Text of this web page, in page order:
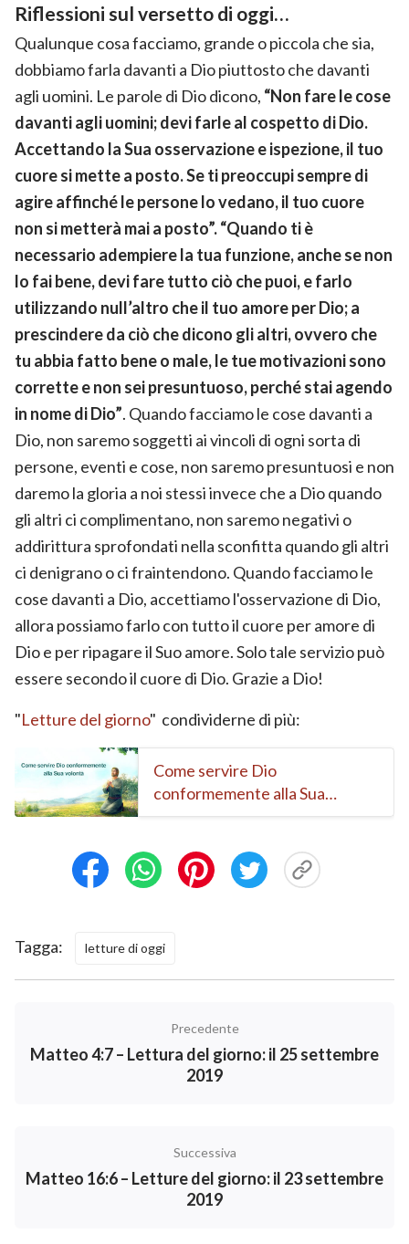
Riflessioni sul versetto di oggi…
Qualunque cosa facciamo, grande o piccola che sia,
dobbiamo farla davanti a Dio piuttosto che davanti
agli uomini. Le parole di Dio dicono, “Non fare le cose
davanti agli uomini; devi farle al cospetto di Dio.
Accettando la Sua osservazione e ispezione, il tuo
cuore si mette a posto. Se ti preoccupi sempre di
agire affinché le persone lo vedano, il tuo cuore
non si metterà mai a posto”. “Quando ti è
necessario adempiere la tua funzione, anche se non
lo fai bene, devi fare tutto ciò che puoi, e farlo
utilizzando null’altro che il tuo amore per Dio; a
prescindere da ciò che dicono gli altri, ovvero che
tu abbia fatto bene o male, le tue motivazioni sono
corrette e non sei presuntuoso, perché stai agendo
in nome di Dio”. Quando facciamo le cose davanti a
Dio, non saremo soggetti ai vincoli di ogni sorta di
persone, eventi e cose, non saremo presuntuosi e non
daremo la gloria a noi stessi invece che a Dio quando
gli altri ci complimentano, non saremo negativi o
addirittura sprofondati nella sconfitta quando gli altri
ci denigrano o ci fraintendono. Quando facciamo le
cose davanti a Dio, accettiamo l'osservazione di Dio,
allora possiamo farlo con tutto il cuore per amore di
Dio e per ripagare il Suo amore. Solo tale servizio può
essere secondo il cuore di Dio. Grazie a Dio!
"Letture del giorno" condividerne di più:
Come servire Dio
conformemente alla Sua
volontà
Tagga: letture di oggi
Precedente
Matteo 4:7 – Lettura del giorno: il 25 settembre
2019
Successiva
Matteo 16:6 – Letture del giorno: il 23 settembre
2019